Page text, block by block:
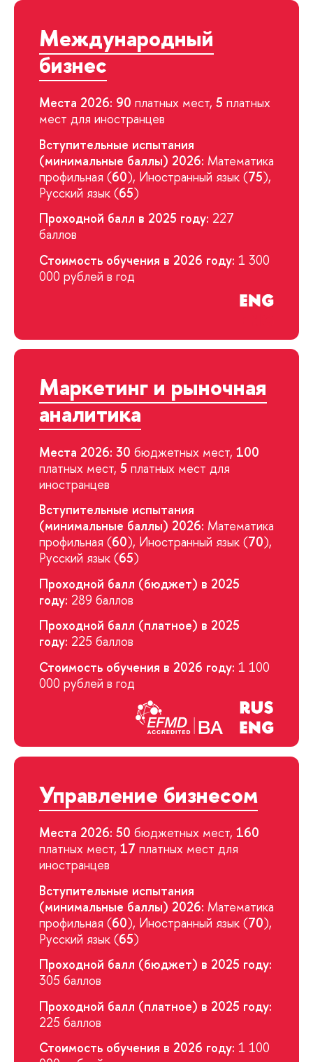
Международный
бизнес
Места 2026: 90 платных мест, 5 платных
мест для иностранцев
Вступительные испытания
(минимальные баллы) 2026: Математика
профильная (60), Иностранный язык (75),
Русский язык (65)
Проходной балл в 2025 году: 227
баллов
Стоимость обучения в 2026 году: 1 300
000 рублей в год
Маркетинг и рыночная
аналитика
Места 2026: 30 бюджетных мест, 100
платных мест, 5 платных мест для
иностранцев
Вступительные испытания
(минимальные баллы) 2026: Математика
профильная (60), Иностранный язык (70),
Русский язык (65)
Проходной балл (бюджет) в 2025
году: 289 баллов
Проходной балл (платное) в 2025
году: 225 баллов
Стоимость обучения в 2026 году: 1 100
000 рублей в год
Управление бизнесом
Места 2026: 50 бюджетных мест, 160
платных мест, 17 платных мест для
иностранцев
Вступительные испытания
(минимальные баллы) 2026: Математика
профильная (60), Иностранный язык (70),
Русский язык (65)
Проходной балл (бюджет) в 2025 году:
305 баллов
Проходной балл (платное) в 2025 году:
225 баллов
Стоимость обучения в 2026 году: 1 100